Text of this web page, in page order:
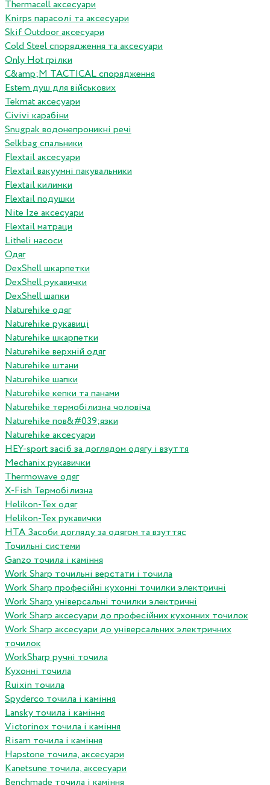
Thermacell аксесуари
Knirps парасолі та аксесуари
Skif Outdoor аксесуари
Cold Steel спорядження та аксесуари
Only Hot грілки
C&amp;M TACTICAL спорядження
Estem душ для військових
Tekmat аксесуари
Сivivi карабіни
Snugpak водонепроникні речі
Selkbag спальники
Flextail аксесуари
Flextail вакуумні пакувальники
Flextail килимки
Flextail подушки
Nite Ize аксесуари
Flextail матраци
Litheli насоси
Одяг
DexShell шкарпетки
DexShell рукавички
DexShell шапки
Naturehike одяг
Naturehike рукавиці
Naturehike шкарпетки
Naturehike верхній одяг
Naturehike штани
Naturehike шапки
Naturehike кепки та панами
Naturehike термобілизна чоловіча
Naturehike пов&#039;язки
Naturehike аксесуари
HEY-sport засіб за доглядом одягу і взуття
Mechanix рукавички
Thermowave одяг
X-Fish Термобілизна
Helikon-Tex одяг
Helikon-Tex рукавички
HTA Засоби догляду за одягом та взуттяс
Точильні системи
Ganzo точила і каміння
Work Sharp точильні верстати і точила
Work Sharp професiйнi кухоннi точилки электричнi
Work Sharp унiверсальнi точилки электричнi
Work Sharp аксесуари до професiйних кухонних точилок
Work Sharp аксесуари до унiверсальних электричних
точилок
WorkSharp ручні точила
Кухонні точила
Ruixin точила
Spyderco точила і каміння
Lansky точила і каміння
Victorinox точила і каміння
Risam точила і каміння
Hapstone точила, аксесуари
Kanetsune точила, аксесуари